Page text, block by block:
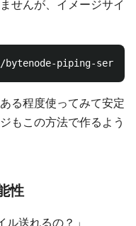
するプロジェクトがあ
です。メリットとして
ベースのDocker